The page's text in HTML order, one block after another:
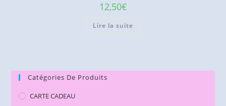
12,50€
Lire la suite
Catégories De Produits
CARTE CADEAU